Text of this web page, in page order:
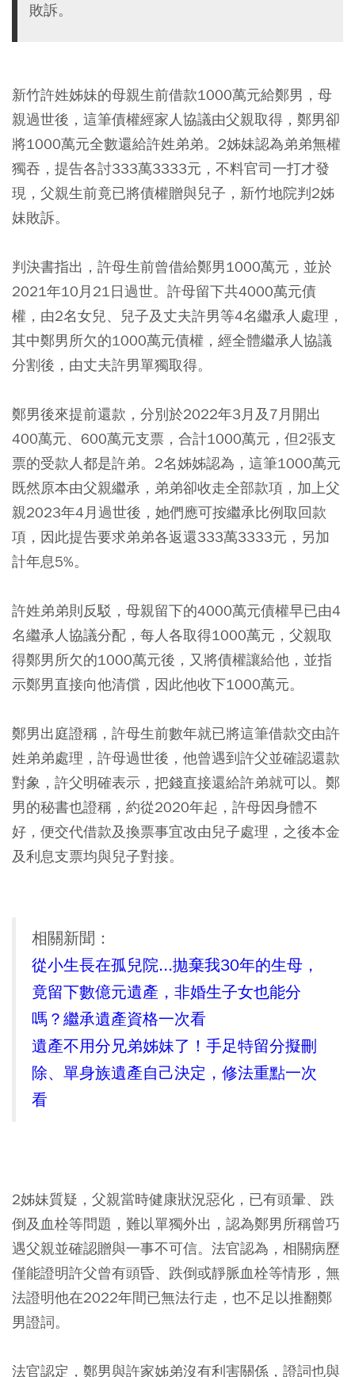
敗訴。
新竹許姓姊妹的母親生前借款1000萬元給鄭男，母
親過世後，這筆債權經家人協議由父親取得，鄭男卻
將1000萬元全數還給許姓弟弟。2姊妹認為弟弟無權
獨吞，提告各討333萬3333元，不料官司一打才發
現，父親生前竟已將債權贈與兒子，新竹地院判2姊
妹敗訴。
判決書指出，許母生前曾借給鄭男1000萬元，並於
2021年10月21日過世。許母留下共4000萬元債
權，由2名女兒、兒子及丈夫許男等4名繼承人處理，
其中鄭男所欠的1000萬元債權，經全體繼承人協議
分割後，由丈夫許男單獨取得。
鄭男後來提前還款，分別於2022年3月及7月開出
400萬元、600萬元支票，合計1000萬元，但2張支
票的受款人都是許弟。2名姊姊認為，這筆1000萬元
既然原本由父親繼承，弟弟卻收走全部款項，加上父
親2023年4月過世後，她們應可按繼承比例取回款
項，因此提告要求弟弟各返還333萬3333元，另加
計年息5%。
許姓弟弟則反駁，母親留下的4000萬元債權早已由4
名繼承人協議分配，每人各取得1000萬元，父親取
得鄭男所欠的1000萬元後，又將債權讓給他，並指
示鄭男直接向他清償，因此他收下1000萬元。
鄭男出庭證稱，許母生前數年就已將這筆借款交由許
姓弟弟處理，許母過世後，他曾遇到許父並確認還款
對象，許父明確表示，把錢直接還給許弟就可以。鄭
男的秘書也證稱，約從2020年起，許母因身體不
好，便交代借款及換票事宜改由兒子處理，之後本金
及利息支票均與兒子對接。
相關新聞：
從小生長在孤兒院...拋棄我30年的生母，
竟留下數億元遺產，非婚生子女也能分
嗎？繼承遺產資格一次看
遺產不用分兄弟姊妹了！手足特留分擬刪
除、單身族遺產自己決定，修法重點一次
看
2姊妹質疑，父親當時健康狀況惡化，已有頭暈、跌
倒及血栓等問題，難以單獨外出，認為鄭男所稱曾巧
遇父親並確認贈與一事不可信。法官認為，相關病歷
僅能證明許父曾有頭昏、跌倒或靜脈血栓等情形，無
法證明他在2022年間已無法行走，也不足以推翻鄭
男證詞。
法官認定，鄭男與許家姊弟沒有利害關係，證詞也與